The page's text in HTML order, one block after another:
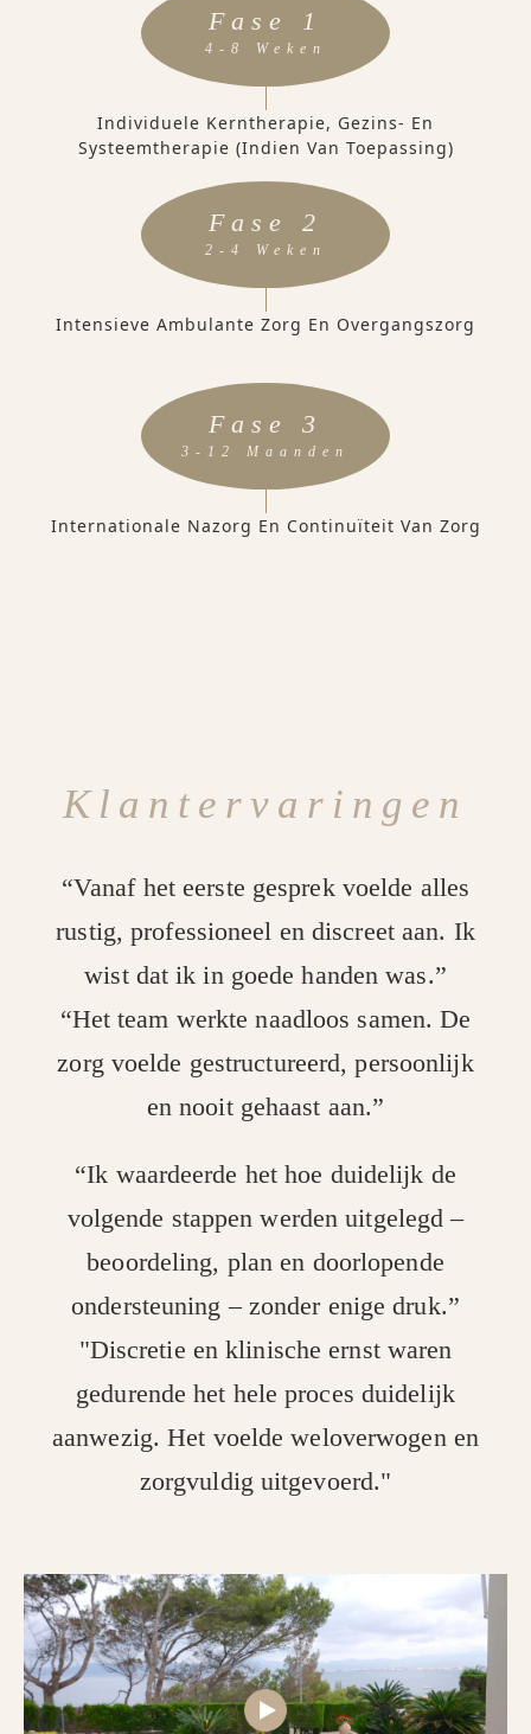
Fase 1
4-8 Weken
Individuele Kerntherapie, Gezins- En
Systeemtherapie (indien Van Toepassing)
Fase 2
2-4 Weken
Intensieve Ambulante Zorg En Overgangszorg
Fase 3
3-12 Maanden
Internationale Nazorg En Continuïteit Van Zorg
Klantervaringen
“Vanaf het eerste gesprek voelde alles
rustig, professioneel en discreet aan. Ik
wist dat ik in goede handen was.”
“Het team werkte naadloos samen. De
zorg voelde gestructureerd, persoonlijk
en nooit gehaast aan.”
“Ik waardeerde het hoe duidelijk de
volgende stappen werden uitgelegd –
beoordeling, plan en doorlopende
ondersteuning – zonder enige druk.”
"Discretie en klinische ernst waren
gedurende het hele proces duidelijk
aanwezig. Het voelde weloverwogen en
zorgvuldig uitgevoerd."